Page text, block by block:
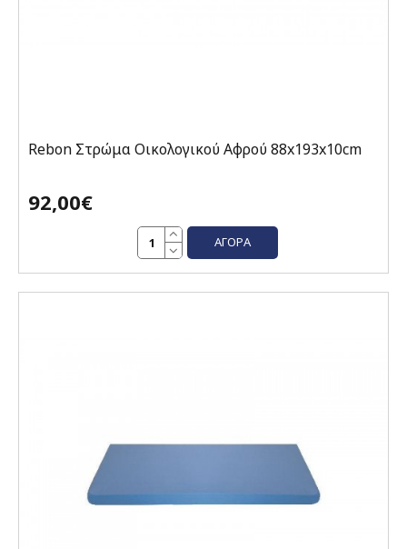
Rebon Στρώμα Οικολογικού Αφρού 88x193x10cm
92,00€
ΑΓΟΡΆ